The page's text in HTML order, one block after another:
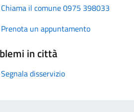
Chiama il comune 0975 398033
Prenota un appuntamento
in città
Segnala disservizio